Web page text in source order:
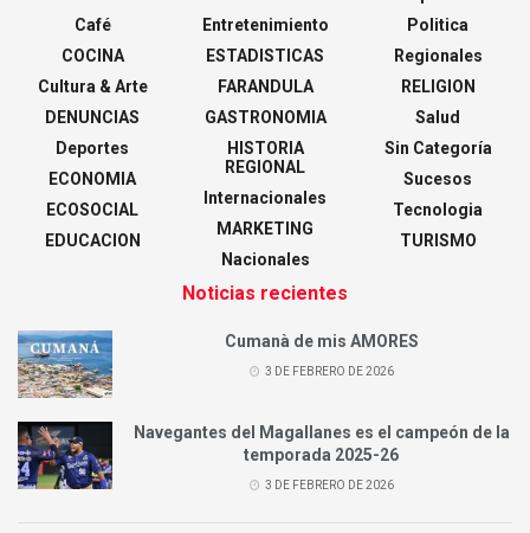
Café
COCINA
Cultura & Arte
DENUNCIAS
Deportes
ECONOMIA
ECOSOCIAL
EDUCACION
Entretenimiento
ESTADISTICAS
FARANDULA
GASTRONOMIA
HISTORIA
REGIONAL
Internacionales
MARKETING
Nacionales
Politica
Regionales
RELIGION
Salud
Sin Categoría
Sucesos
Tecnologia
TURISMO
Noticias recientes
Cumanà de mis AMORES
3 DE FEBRERO DE 2026
Navegantes del Magallanes es el campeón de la
temporada 2025-26
3 DE FEBRERO DE 2026